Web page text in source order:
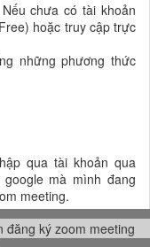
chưa có tài khoản
hoặc truy cập trực
những phương thức
qua tài khoản qua
mà mình đang
meeting.